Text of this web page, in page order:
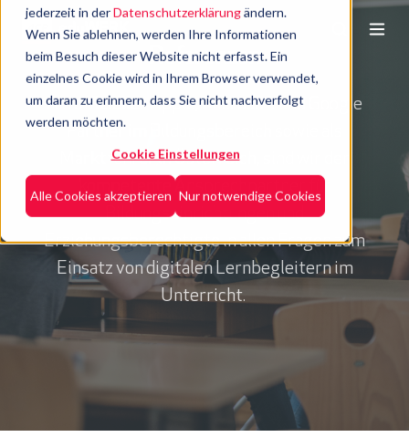
jederzeit in derDatenschutzerklärungändern.
Wenn Sie ablehnen, werden Ihre Informationen
beim Besuch dieser Website nicht erfasst. Ein
einzelnes Cookie wird in Ihrem Browser verwendet,
um daran zu erinnern, dass Sie nicht nachverfolgt
werden möchten.
Cookie Einstellungen
Alle Cookies akzeptieren Nur notwendige Cookies
Referenzen
Als offizieller Apple, Microsoft und Google
Partner im Bildungsbereich sowie als
Marktführer in Österreich, sind wir der
kompetente Ansprechpartner für
Bildungseinrichtungen und
Erziehungsberechtigte in allen Fragen zum
Einsatz von digitalen Lernbegleitern im
Unterricht.